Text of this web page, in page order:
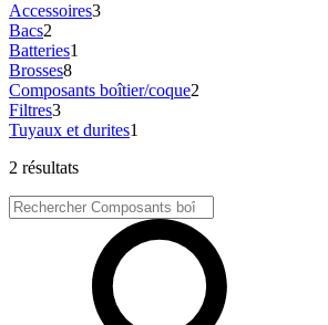
Accessoires3
Bacs2
Batteries1
Brosses8
Composants boîtier/coque2
Filtres3
Tuyaux et durites1
2 résultats